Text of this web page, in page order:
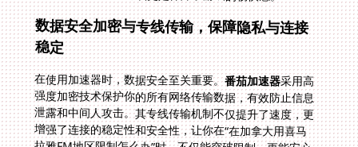
数据安全加密与专线传输，保障隐私与连接
稳定
在使用加速器时，数据安全至关重要。番茄加速器采用高
强度加密技术保护你的所有网络传输数据，有效防止信息
泄露和中间人攻击。其专线传输机制不仅提升了速度，更
增强了连接的稳定性和安全性，让你在“在加拿大用喜马
拉雅FM地区限制怎么办”时，不仅能突破限制，更能安心